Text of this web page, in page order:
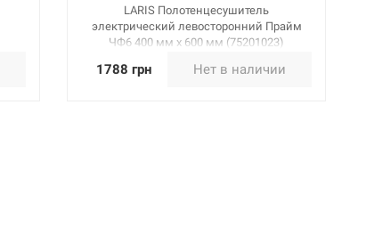
LARIS Полотенцесушитель
электрический левосторонний Прайм
ЧФ6 400 мм х 600 мм (75201023)
1788 грн Нет в наличии